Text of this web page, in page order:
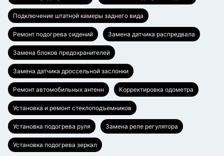
Подключение штатной камеры заднего вида
Ремонт подогрева сидений Замена датчика распредвала
Замена блоков предохранителей
Замена датчика дроссельной заслонки
Ремонт автомобильных антенн Корректировка одометра
Установка и ремонт стеклоподъемников
Установка подогрева руля Замена реле регулятора
Установка подогрева зеркал